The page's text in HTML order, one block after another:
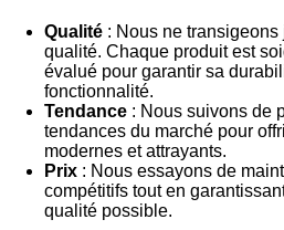
Qualité : Nous ne transigeons
qualité. Chaque produit est
évalué pour garantir sa
fonctionnalité.
Tendance : Nous suivons de
tendances du marché pour
modernes et attrayants.
Prix : Nous essayons de
compétitifs tout en
qualité possible.